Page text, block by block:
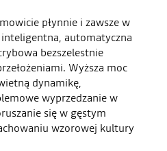
płynnie i zawsze w
automatyczna
bezszelestnie
Wyższa moc
dynamikę,
wyprzedzanie w
się w gęstym
wzorowej kultury